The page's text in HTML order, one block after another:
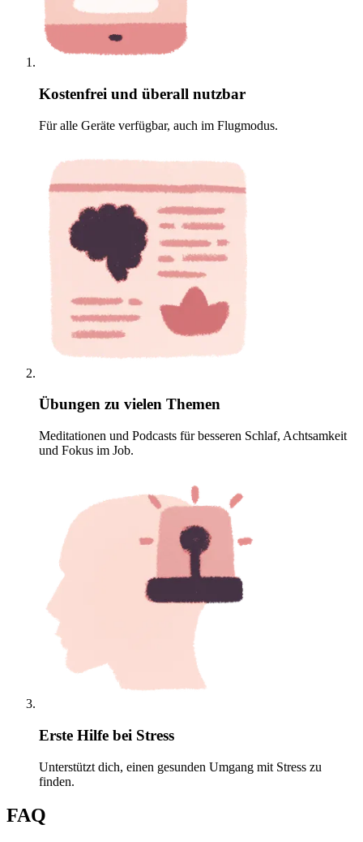
Kostenfrei und überall nutzbar
Für alle Geräte verfügbar, auch im Flugmodus.
Übungen zu vielen Themen
Meditationen und Podcasts für besseren Schlaf, Achtsamkeit
und Fokus im Job.
Erste Hilfe bei Stress
Unterstützt dich, einen gesunden Umgang mit Stress zu
finden.
FAQ